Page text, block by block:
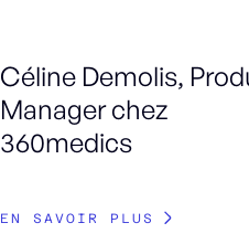
Céline Demolis,
Manager chez
360medics
EN SAVOIR PLUS